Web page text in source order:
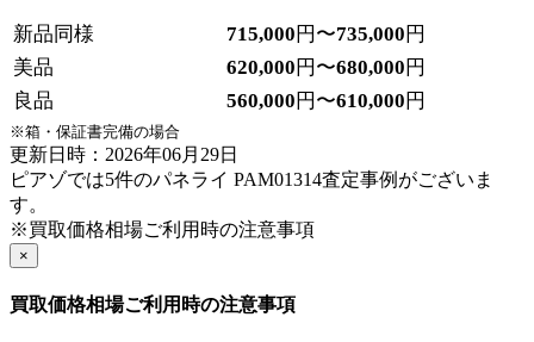
新品同様 715,000 円〜735,000 円
美品
620,000 円〜680,000 円
良品
560,000 円〜610,000 円
※箱・保証書完備の場合
更新日時：2026年06月29日
ピアゾでは5件のパネライ PAM01314査定事例がございま
す。
※買取価格相場ご利用時の注意事項
×
買取価格相場ご利用時の注意事項